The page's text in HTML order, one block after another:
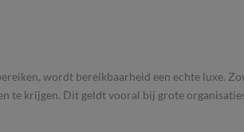
wordt bereikbaarheid een echte luxe.
te krijgen. Dit geldt vooral bij grote